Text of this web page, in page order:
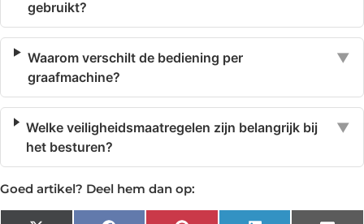
gebruikt?
Waarom verschilt de bediening per
graafmachine?
▼
Welke veiligheidsmaatregelen zijn belangrijk bij
het besturen?
▼
Goed artikel? Deel hem dan op: